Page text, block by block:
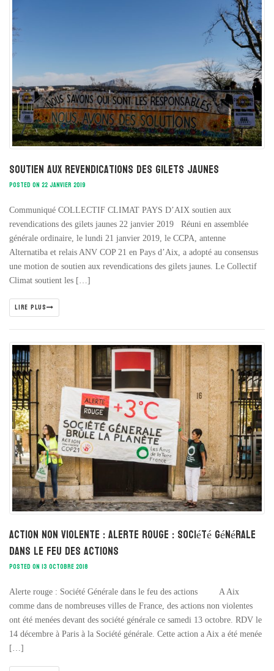
Soutien aux revendications des gilets jaunes
POSTED ON 22 JANVIER 2019
Communiqué COLLECTIF CLIMAT PAYS D’AIX soutien aux
revendications des gilets jaunes 22 janvier 2019 Réuni en assemblée
générale ordinaire, le lundi 21 janvier 2019, le CCPA, antenne
Alternatiba et relais ANV COP 21 en Pays d’Aix, a adopté au consensus
une motion de soutien aux revendications des gilets jaunes. Le Collectif
Climat soutient les […]
LIRE PLUS
Action non violente : Alerte rouge : Société Générale
dans le feu des actions
POSTED ON 13 OCTOBRE 2018
Alerte rouge : Société Générale dans le feu des actions A Aix
comme dans de nombreuses villes de France, des actions non violentes
ont été menées devant des société générale ce samedi 13 octobre. RDV le
14 décembre à Paris à la Société générale. Cette action a Aix a été menée
[…]